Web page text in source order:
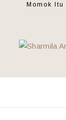
Momok Itu
Blues
Day 30: